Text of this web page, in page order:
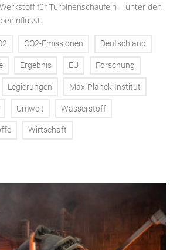
für Turbinenschaufeln – unter den
CO2-Emissionen Deutschland
Ergebnis EU Forschung
Legierungen Max-Planck-Institut
Umwelt Wasserstoff
Wirtschaft